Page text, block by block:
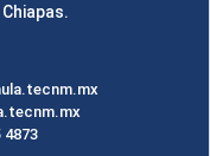
4873